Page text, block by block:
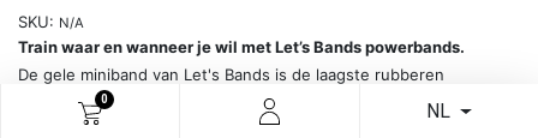
0
NL
SKU: N/A
Train waar en wanneer je wil met Let’s Bands powerbands.
De gele miniband van Let's Bands is de laagste rubberen
oefenband in een serie van drie. Met de powerband kun je overal
op ieder moment trainen.